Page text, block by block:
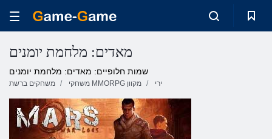
מאדים: מלחמת יומנים
שמות חלופיים: מאדים: מלחמת יומנים
משחקים ברשת משחקי MMORPG מקוון ירי